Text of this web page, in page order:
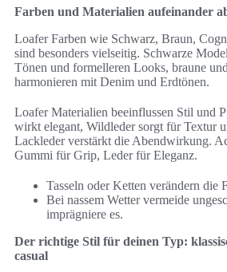
Farben und Materialien aufeinander
Loafer Farben wie Schwarz, Braun,
sind besonders vielseitig. Schwarze
Tönen und formelleren Looks, braune
harmonieren mit Denim und Erdtönen.
Loafer Materialien beeinflussen Stil und
wirkt elegant, Wildleder sorgt für Textur
Lackleder verstärkt die Abendwirkung.
Gummi für Grip, Leder für Eleganz.
Tasseln oder Ketten verändern die
Bei nassem Wetter vermeide
imprägniere es.
Der richtige Stil für deinen Typ:
casual